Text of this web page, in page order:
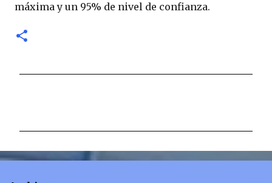
máxima y un 95% de nivel de confianza.
n